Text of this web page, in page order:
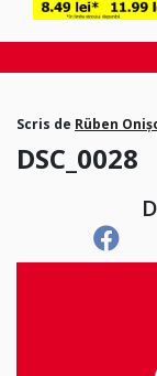
Scris de Rüben
DSC_0028